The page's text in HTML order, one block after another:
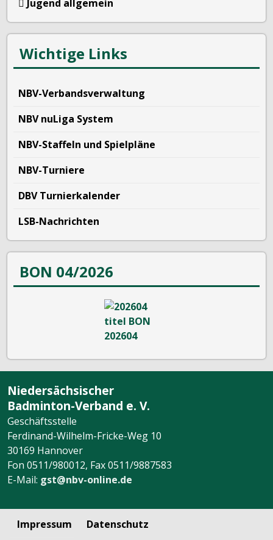
Jugend allgemein
Wichtige Links
NBV-Verbandsverwaltung
NBV nuLiga System
NBV-Staffeln und Spielpläne
NBV-Turniere
DBV Turnierkalender
LSB-Nachrichten
BON 04/2026
Niedersächsischer
Badminton-Verband e. V.
Geschäftsstelle
Ferdinand-Wilhelm-Fricke-Weg 10
30169 Hannover
Fon 0511/980012, Fax 0511/9887583
E-Mail: gst@nbv-online.de
Impressum Datenschutz